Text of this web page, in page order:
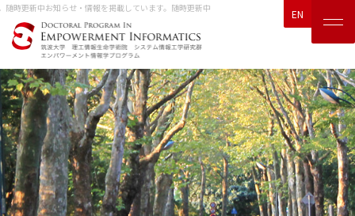
時更新中お知らせ・情報を掲載しています。随時更新中 EN